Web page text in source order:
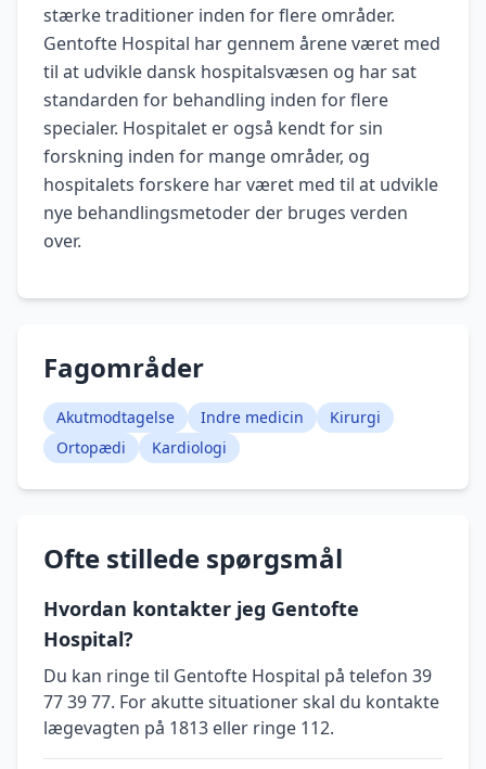
stærke traditioner inden for flere områder.
Gentofte Hospital har gennem årene været med
til at udvikle dansk hospitalsvæsen og har sat
standarden for behandling inden for flere
specialer. Hospitalet er også kendt for sin
forskning inden for mange områder, og
hospitalets forskere har været med til at udvikle
nye behandlingsmetoder der bruges verden
over.
Fagområder
Akutmodtagelse Indre medicin
Kirurgi
Ortopædi
Kardiologi
Ofte stillede spørgsmål
Hvordan kontakter jeg Gentofte
Hospital?
Du kan ringe til Gentofte Hospital på telefon 39
77 39 77. For akutte situationer skal du kontakte
lægevagten på 1813 eller ringe 112.